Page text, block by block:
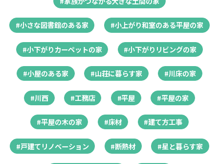
#小さな図書館のある家 #小上がり和室のある平屋の家
#小下がりカーペットの家 #小下がりリビングの家
#小屋のある家 #山荘に暮らす家 #川床の家
#川西 #工務店 #平屋 #平屋の家
#平屋の木の家 #床材 #建て方工事
#戸建てリノベーション #断熱材 #星と暮らす家